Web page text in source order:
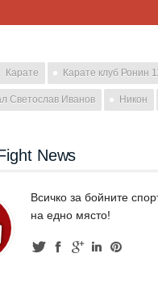
Карате Карате клуб Ронин
Светослав Иванов Никон
News
Всичко за бойните
на едно място!